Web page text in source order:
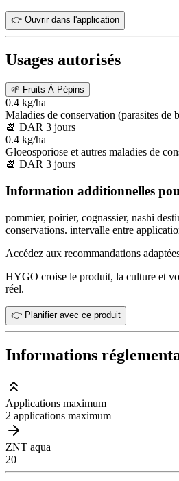
👉 Ouvrir dans l'application
Usages autorisés
🌱 Fruits À Pépins
0.4 kg/ha
Maladies de conservation (parasites de
📆 DAR 3 jours
0.4 kg/ha
Gloeosporiose et autres maladies de
📆 DAR 3 jours
Information additionnelles
pommier, poirier, cognassier, nashi
conservations. intervalle entre
Accédez aux recommandations
HYGO croise le produit, la culture et
réel.
👉 Planifier avec ce produit
Informations
Applications maximum
2 applications maximum
ZNT aqua
20